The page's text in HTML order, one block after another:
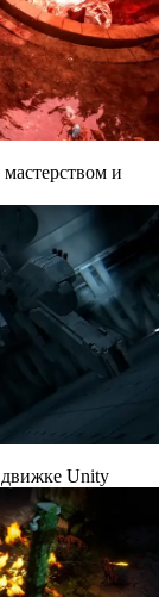
и
Unity